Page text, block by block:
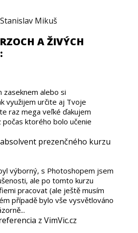
Stanislav Mikuš
A ŽIVÝCH
zaseknem alebo si
využijem určite aj Tvoje
raz mega veľké ďakujem
ktorého bolo učenie
absolvent prezenčného kurzu
výborný, s Photoshopem jsem
ale po tomto kurzu
pracovat (ale ještě musím
případě bylo vše vysvětlováno
z VimVic.cz